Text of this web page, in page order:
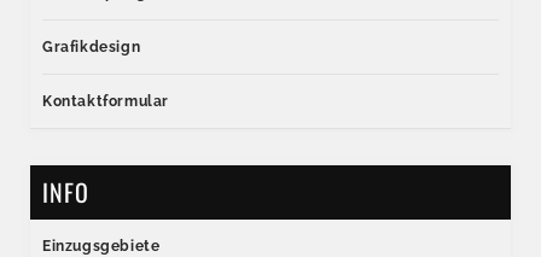
Grafikdesign
Kontaktformular
INFO
Einzugsgebiete